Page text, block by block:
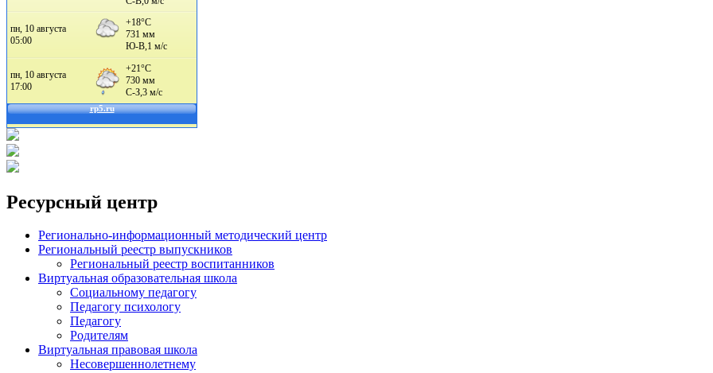
Ресурсный центр
Регионально-информационный методический центр
Региональный реестр выпускников
Региональный реестр воспитанников
Виртуальная образовательная школа
Социальному педагогу
Педагогу психологу
Педагогу
Родителям
Виртуальная правовая школа
Несовершеннолетнему